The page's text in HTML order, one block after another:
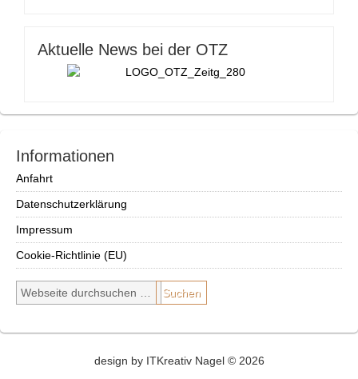
Aktuelle News bei der OTZ
Informationen
Anfahrt
Datenschutzerklärung
Impressum
Cookie-Richtlinie (EU)
design by ITKreativ Nagel © 2026